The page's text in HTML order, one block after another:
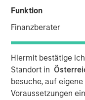
Funktion
Finanzberater
Hiermit bestätige
Standort in
besuche, auf
Voraussetzungen
investment funds
today a joint venture
housing
combined
located within two
campus and
cottages with more